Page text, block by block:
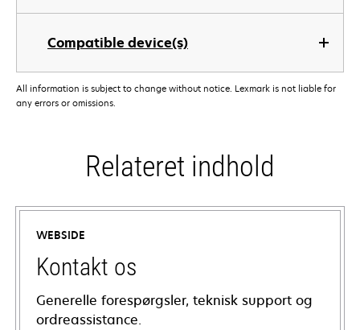
Compatible device(s)
All information is subject to change without notice. Lexmark is not liable for
any errors or omissions.
Relateret indhold
WEBSIDE
Kontakt os
Generelle forespørgsler, teknisk support og
ordreassistance.